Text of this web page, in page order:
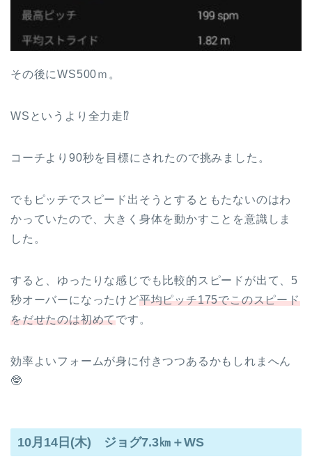
その後にWS500ｍ。
WSというより全力走⁉
コーチより90秒を目標にされたので挑みました。
でもピッチでスピード出そうとするともたないのはわ
かっていたので、大きく身体を動かすことを意識しま
した。
すると、ゆったりな感じでも比較的スピードが出て、5
秒オーバーになったけど平均ピッチ175でこのスピード
をだせたのは初めてです。
効率よいフォームが身に付きつつあるかもしれまへん
🤓
10月14日(木) ジョグ7.3㎞＋WS